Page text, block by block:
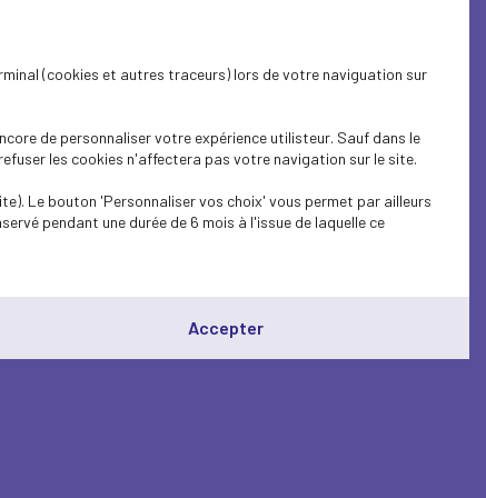
(cookies et autres traceurs) lors de votre naviguation sur
de personnaliser votre expérience utilisteur. Sauf dans le
les cookies n'affectera pas votre navigation sur le site.
Le bouton 'Personnaliser vos choix' vous permet par ailleurs
pendant une durée de 6 mois à l'issue de laquelle ce
Accepter